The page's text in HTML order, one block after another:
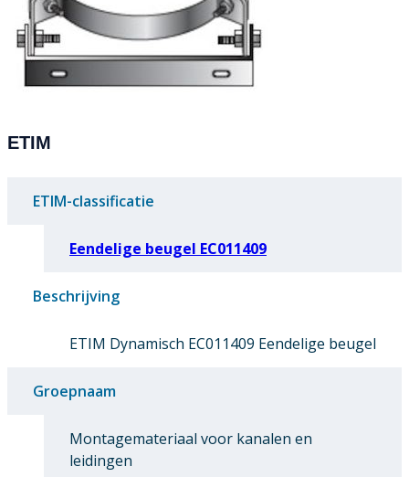
ETIM
ETIM-classificatie
Eendelige beugel EC011409
Beschrijving
ETIM Dynamisch EC011409 Eendelige beugel
Groepnaam
Montagemateriaal voor kanalen en
leidingen